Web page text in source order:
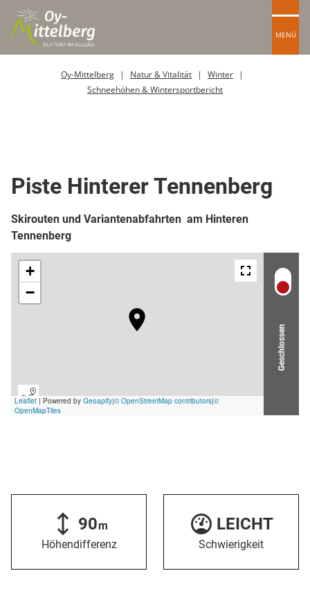
MENÜ
Oy-Mittelberg Natur & Vitalität
Winter
Schneehöhen & Wintersportbericht
Piste Hinterer Tennenberg
Skirouten und Variantenabfahrten am Hinteren
Tennenberg
Geschlossen
90m
Höhendifferenz
LEICHT
Schwierigkeit